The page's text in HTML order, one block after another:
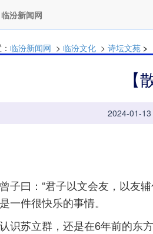
临汾新闻网
临汾新闻网 > 临汾文化 > 诗坛文苑 >
2024-01-
曰：“君子以文会友，以友辅
一件很快乐的事情。
苏立群，还是在6年前的东方